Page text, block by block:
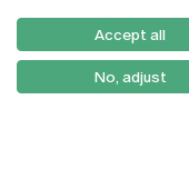
Accept all
No, adjust